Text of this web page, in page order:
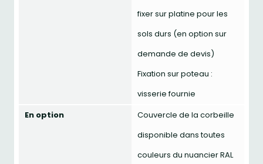
fixer sur platine pour les
sols durs (en option sur
demande de devis)
Fixation sur poteau :
visserie fournie
En option
Couvercle de la corbeille
disponible dans toutes
couleurs du nuancier RAL